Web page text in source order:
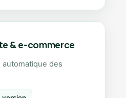
& e-commerce
des